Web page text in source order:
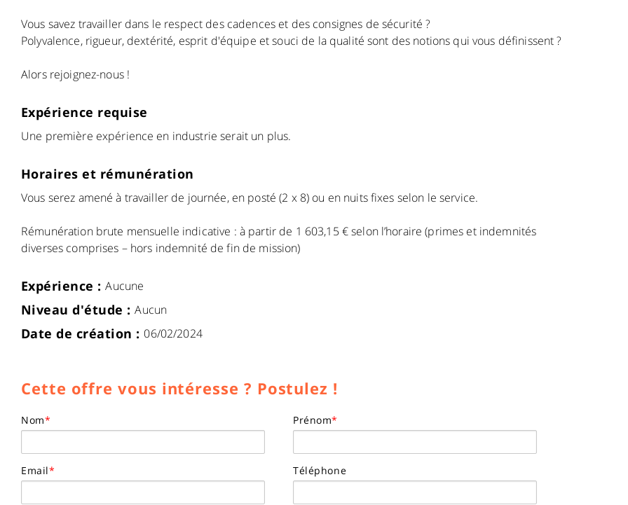
Vous savez travailler dans le respect des cadences et des consignes de sécurité ?
Polyvalence, rigueur, dextérité, esprit d'équipe et souci de la qualité sont des notions qui vous définissent ?
Alors rejoignez-nous !
Expérience requise
Une première expérience en industrie serait un plus.
Horaires et rémunération
Vous serez amené à travailler de journée, en posté (2 x 8) ou en nuits fixes selon le service.
Rémunération brute mensuelle indicative : à partir de 1 603,15 € selon l’horaire (primes et indemnités
diverses comprises – hors indemnité de fin de mission)
Expérience :Aucune
Niveau d'étude :Aucun
Date de création : 06/02/2024
Cette offre vous intéresse ? Postulez !
Nom* Prénom*
Email* Téléphone